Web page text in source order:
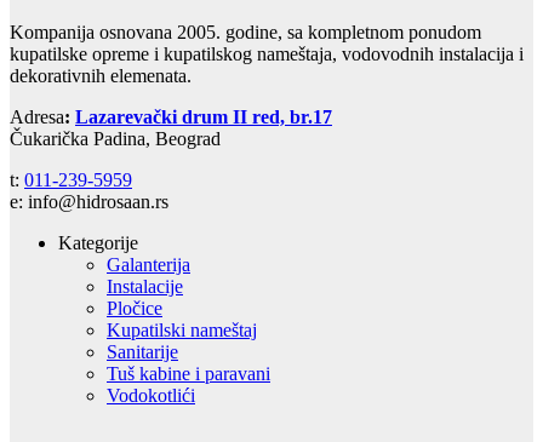
Kompanija osnovana 2005. godine, sa kompletnom ponudom
kupatilske opreme i kupatilskog nameštaja, vodovodnih instalacija i
dekorativnih elemenata.
Adresa: Lazarevački drum II red, br.17
Čukarička Padina, Beograd
t: 011-239-5959
e: info@hidrosaan.rs
Kategorije
Galanterija
Instalacije
Pločice
Kupatilski nameštaj
Sanitarije
Tuš kabine i paravani
Vodokotlići